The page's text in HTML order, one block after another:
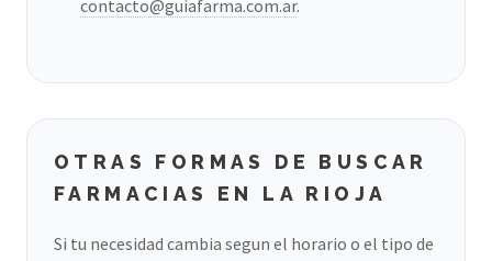
contacto@guiafarma.com.ar.
OTRAS FORMAS DE BUSCAR
FARMACIAS EN LA RIOJA
Si tu necesidad cambia segun el horario o el tipo de